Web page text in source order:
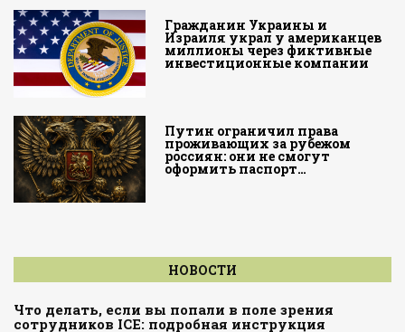
Гражданин Украины и
Израиля украл у американцев
миллионы через фиктивные
инвестиционные компании
Путин ограничил права
проживающих за рубежом
россиян: они не смогут
оформить паспорт…
НОВОСТИ
Что делать, если вы попали в поле зрения
сотрудников ICE: подробная инструкция